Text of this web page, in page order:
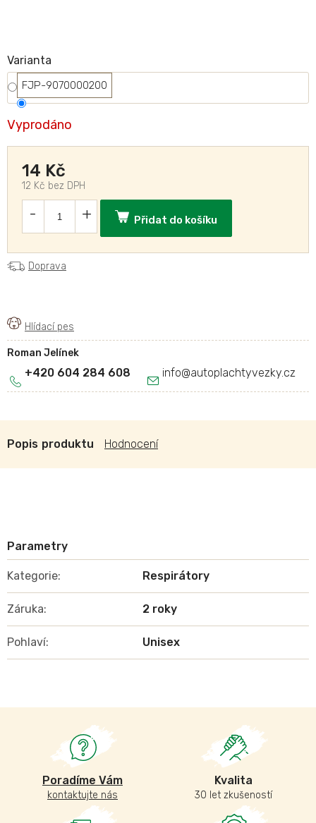
Vyprodáno
Varianta
FJP-9070000200
14 Kč
12 Kč bez DPH
Přidat do košíku
Roman Jelínek
info@autoplachtyvezky.cz
+420 604 284 608
Doprava
Poradíme Vám
kontaktujte nás
Kvalita
30 let zkušeností
Popis Hodnocení
Kategorie: Respirátory
Záruka: 2 roky
Pohlaví: Unisex